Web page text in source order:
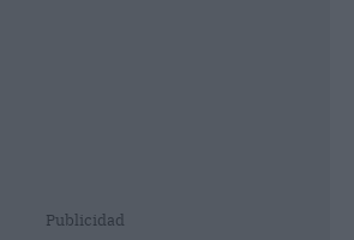
Publicidad